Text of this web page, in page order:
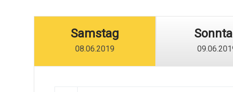
Samstag
08.06.2019